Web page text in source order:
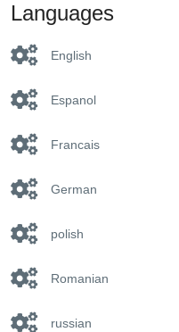
Languages
English
Espanol
Francais
German
polish
Romanian
russian